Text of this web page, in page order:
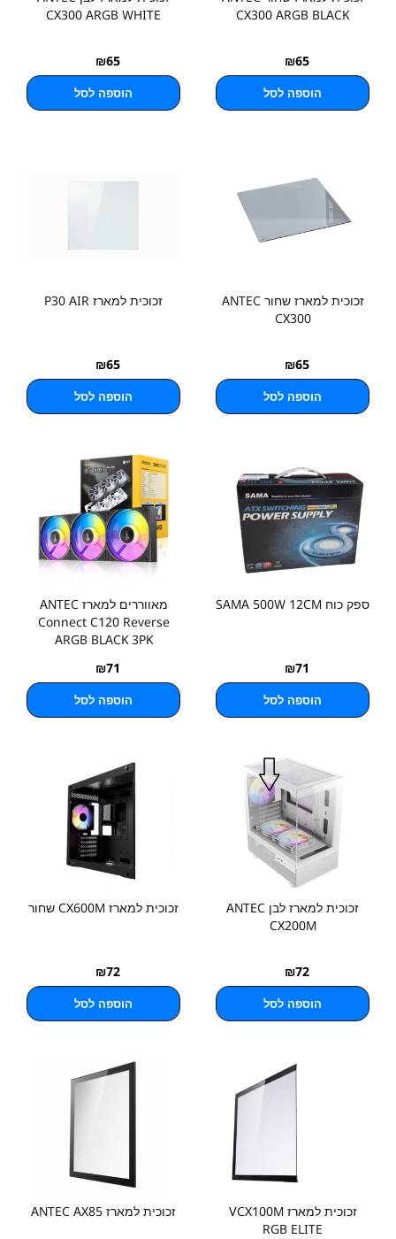
CX300 ARGB BLACK
₪65
הוספה לסל
CX300 ARGB WHITE
₪65
הוספה לסל
זכוכית למארז שחור ANTEC
CX300
₪65
הוספה לסל
זכוכית למארז P30 AIR
₪65
הוספה לסל
ספק כוח SAMA 500W 12CM
₪71
הוספה לסל
מאווררים למארז ANTEC
Connect C120 Reverse
ARGB BLACK 3PK
₪71
הוספה לסל
זכוכית למארז לבן ANTEC
CX200M
₪72
הוספה לסל
זכוכית למארז CX600M שחור
₪72
הוספה לסל
זכוכית למארז VCX100M
RGB ELITE
זכוכית למארז ANTEC AX85